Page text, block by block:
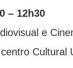
– 12h30
e
Cultural